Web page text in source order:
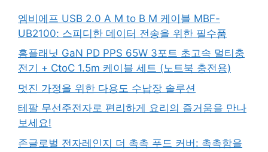
엠비에프 USB 2.0 A M to B M 케이블 MBF-
UB2100: 스피디한 데이터 전송을 위한 필수품
홈플래닛 GaN PD PPS 65W 3포트 초고속 멀티충
전기 + CtoC 1.5m 케이블 세트 (노트북 충전용)
멋진 가정을 위한 다용도 수납장 솔루션
테팔 무선주전자로 편리하게 요리의 즐거움을 만나
보세요!
존글로벌 전자레인지 더 촉촉 푸드 커버: 촉촉함을